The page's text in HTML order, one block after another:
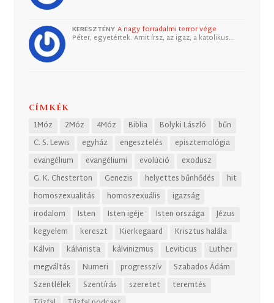
KERESZTÉNY A nagy forradalmi terror vége
Péter, egyetértek. Amit írsz, az igaz, a katolikus…
CÍMKÉK
1Móz 2Móz 4Móz Biblia Bolyki László
bűn
C. S. Lewis
egyház engesztelés
episztemológia
evangélium
evangéliumi evolúció
exodusz
G. K. Chesterton
Genezis helyettes bűnhődés
hit
homoszexualitás
homoszexuális
igazság
irodalom
Isten Isten igéje Isten országa
Jézus
kegyelem
kereszt Kierkegaard
Krisztus halála
Kálvin
kálvinista kálvinizmus Leviticus
Luther
megváltás
Numeri progresszív
Szabados Ádám
Szentlélek
Szentírás szeretet
teremtés